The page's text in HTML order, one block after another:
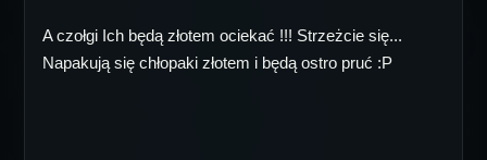
A czołgi Ich będą złotem ociekać !!! Strzeżcie się...
Napakują się chłopaki złotem i będą ostro pruć :P